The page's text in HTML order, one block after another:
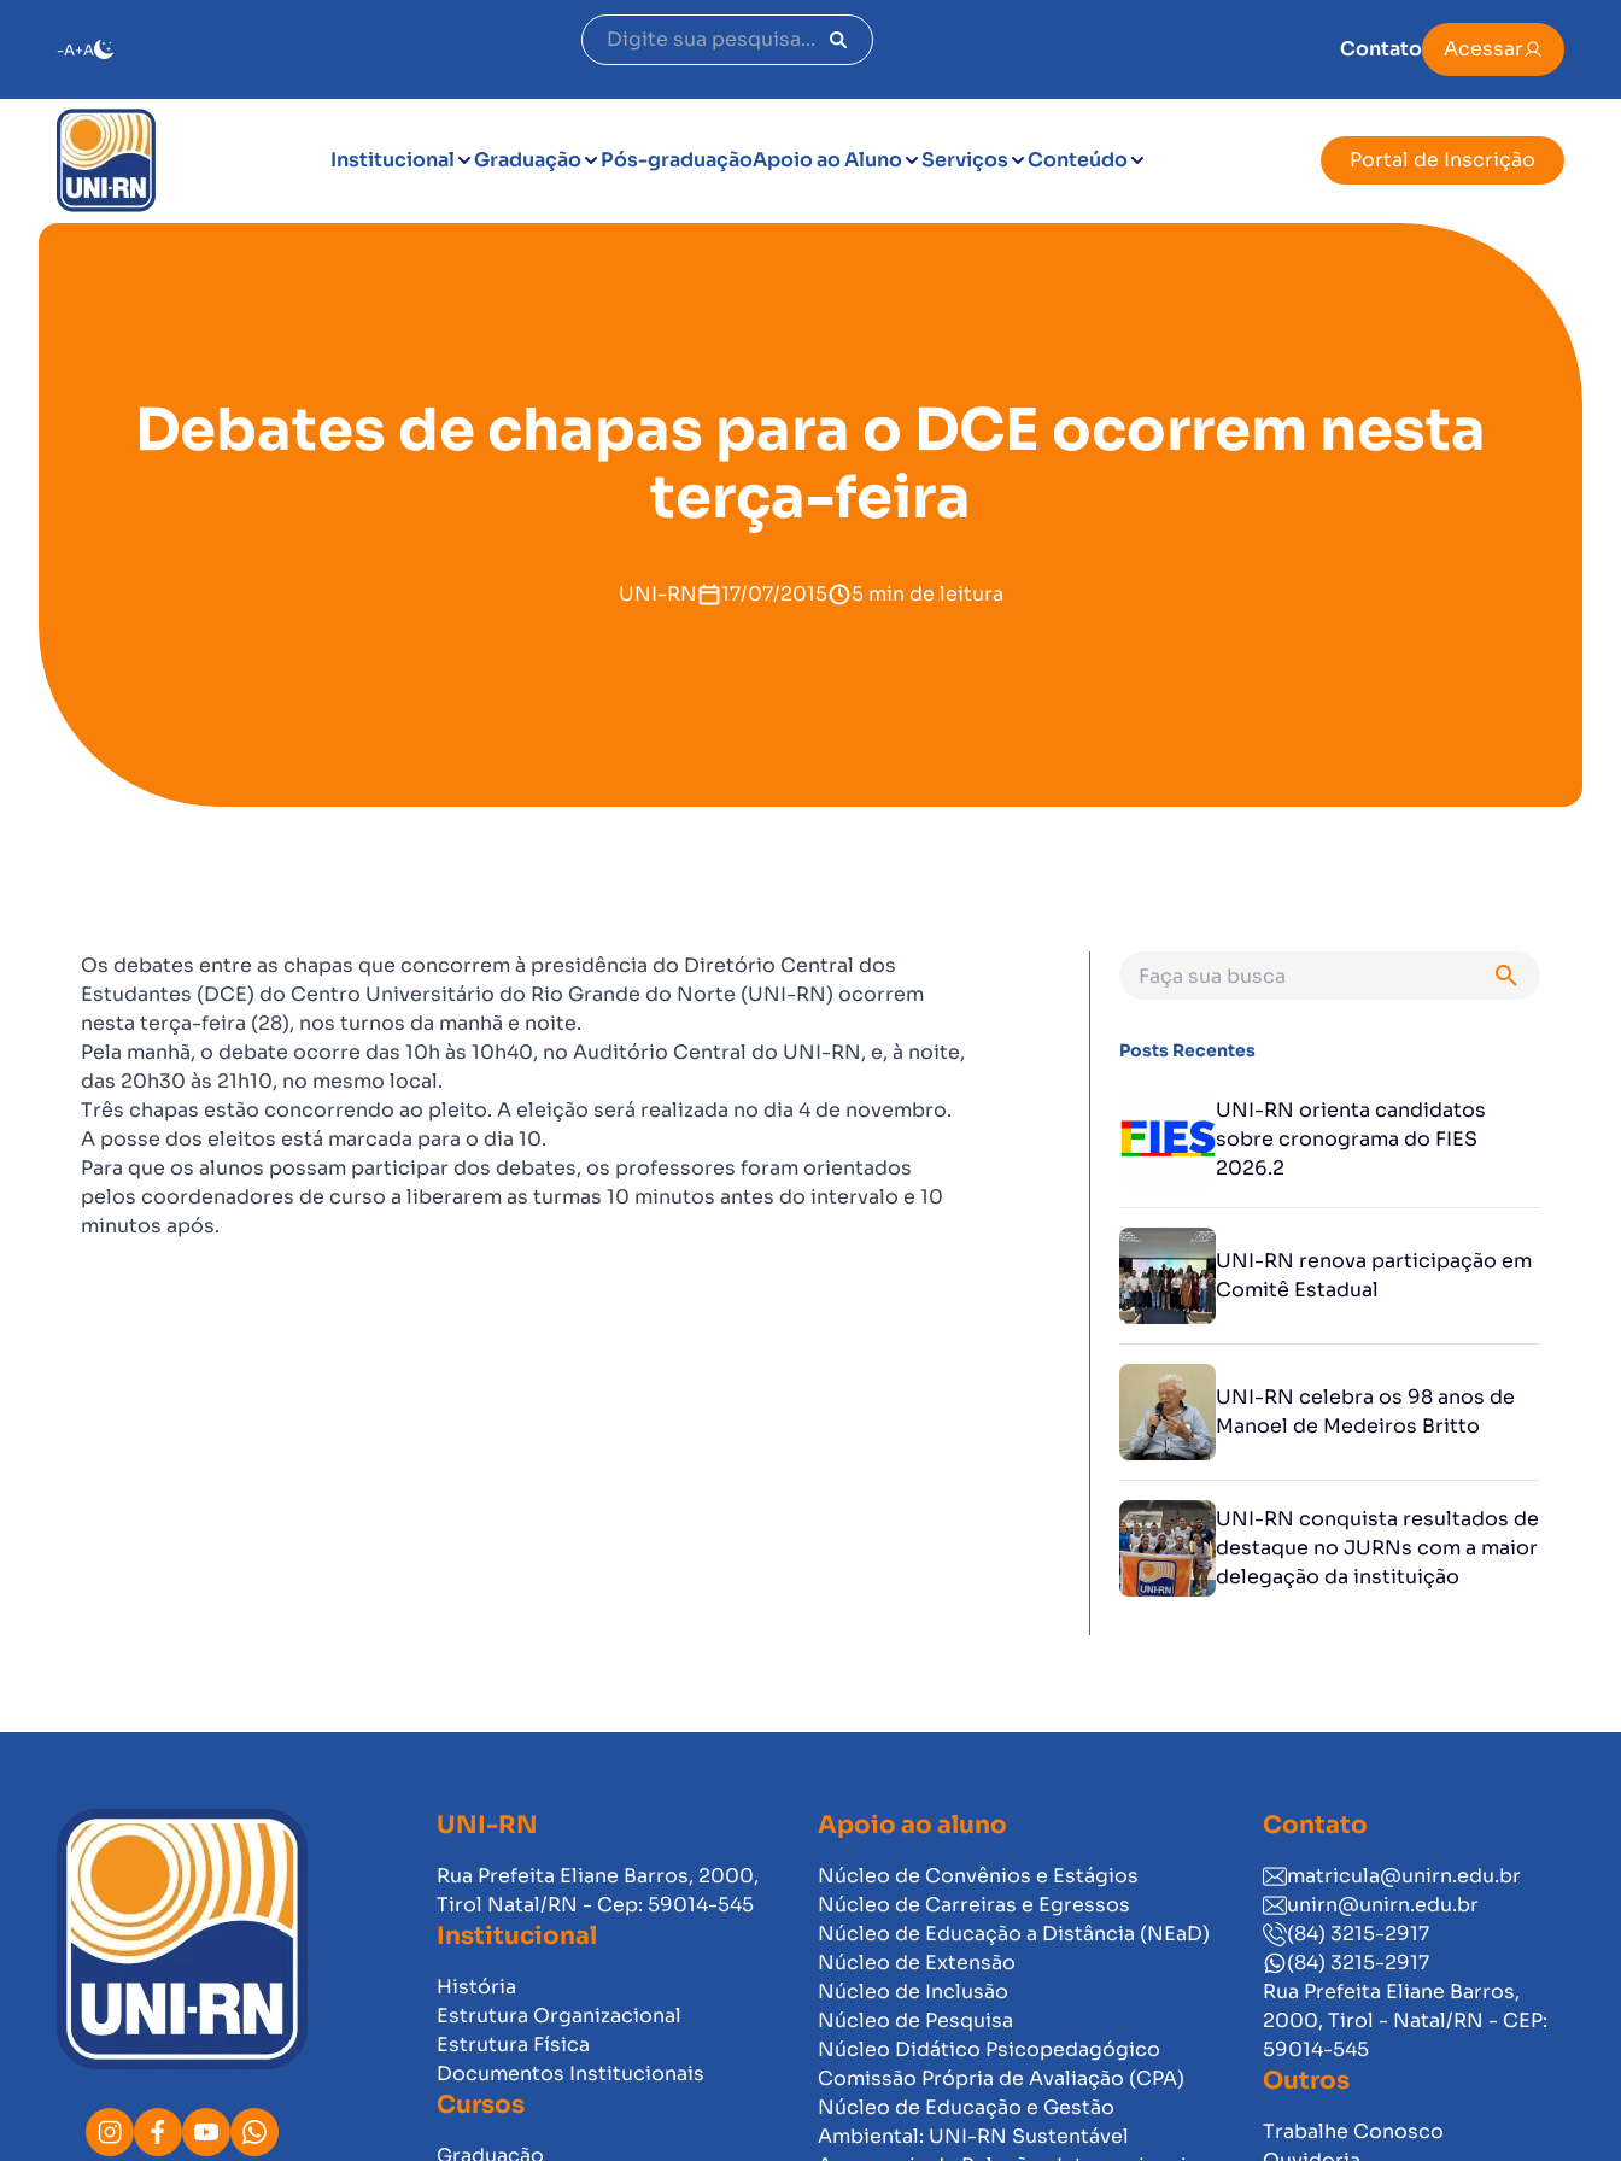
-A+A Contato Acessar
Institucional Graduação Pós-graduaçãoApoio ao Aluno Serviços Conteúdo Portal de Inscrição
Debates de chapas para o DCE ocorrem nesta
terça-feira
UNI-RN 17/07/2015 5 min de leitura
Os debates entre as chapas que concorrem à presidência do Diretório Central dos
Estudantes (DCE) do Centro Universitário do Rio Grande do Norte (UNI-RN) ocorrem
nesta terça-feira (28), nos turnos da manhã e noite.
Pela manhã, o debate ocorre das 10h às 10h40, no Auditório Central do UNI-RN, e, à noite,
das 20h30 às 21h10, no mesmo local.
Três chapas estão concorrendo ao pleito. A eleição será realizada no dia 4 de novembro.
A posse dos eleitos está marcada para o dia 10.
Para que os alunos possam participar dos debates, os professores foram orientados
pelos coordenadores de curso a liberarem as turmas 10 minutos antes do intervalo e 10
minutos após.
Posts Recentes
UNI-RN orienta candidatos
sobre cronograma do FIES
2026.2
UNI-RN renova participação em
Comitê Estadual
UNI-RN celebra os 98 anos de
Manoel de Medeiros Britto
UNI-RN conquista resultados de
destaque no JURNs com a maior
delegação da instituição
UNI-RN
Rua Prefeita Eliane Barros, 2000,
Tirol Natal/RN - Cep: 59014-545
Institucional
História
Estrutura Organizacional
Estrutura Física
Documentos Institucionais
Cursos
Graduação
Apoio ao aluno
Núcleo de Convênios e Estágios
Núcleo de Carreiras e Egressos
Núcleo de Educação a Distância (NEaD)
Núcleo de Extensão
Núcleo de Inclusão
Núcleo de Pesquisa
Núcleo Didático Psicopedagógico
Comissão Própria de Avaliação (CPA)
Núcleo de Educação e Gestão
Ambiental: UNI-RN Sustentável
Contato
matricula@unirn.edu.br
unirn@unirn.edu.br
(84) 3215-2917
(84) 3215-2917
Rua Prefeita Eliane Barros,
2000, Tirol - Natal/RN - CEP:
59014-545
Outros
Trabalhe Conosco